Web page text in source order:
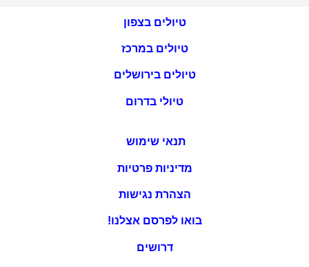
טיולים בצפון
טיולים במרכז
טיולים בירושלים
טיולי בדרום
תנאי שימוש
מדיניות פרטיות
הצהרת נגישות
בואו לפרסם אצלנו!
דרושים